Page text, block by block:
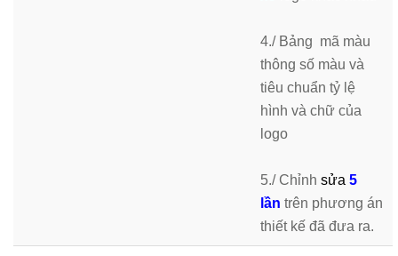
4./ Bảng mã màu
thông số màu và
tiêu chuẩn tỷ lệ
hình và chữ của
logo
5./ Chỉnh sửa 5
lần trên phương án
thiết kế đã đưa ra.